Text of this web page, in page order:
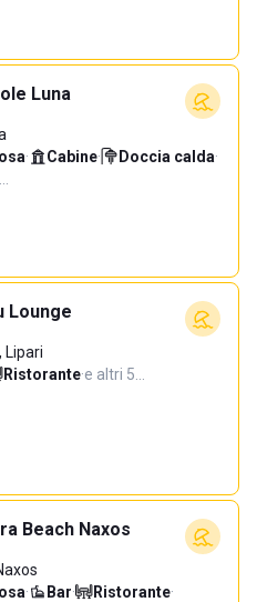
Luna
· Cabine· Doccia calda·
Lounge
Lipari
Ristorante·e altri 5…
Beach Naxos
· Bar· Ristorante·